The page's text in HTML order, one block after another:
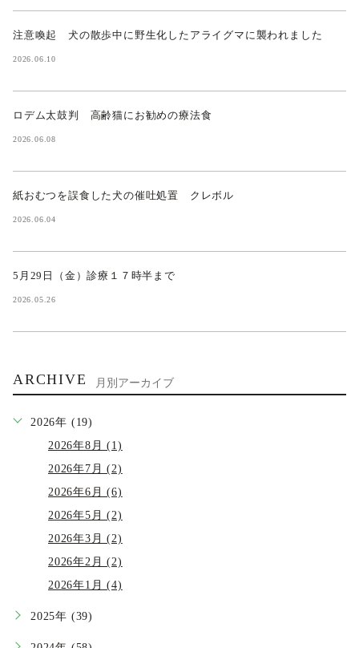
注意喚起 犬の散歩中に野生化したアライグマに襲われました
2026.06.10
ロデム太鼓判 高齢猫にお勧めの療法食
2026.06.08
紙おむつを誤食した犬の催吐処置 クレボル
2026.06.04
5月29日（金）診療１７時半まで
2026.05.26
ARCHIVE 月別アーカイブ
2026年 (19)
2026年8月 (1)
2026年7月 (2)
2026年6月 (6)
2026年5月 (2)
2026年3月 (2)
2026年2月 (2)
2026年1月 (4)
2025年 (39)